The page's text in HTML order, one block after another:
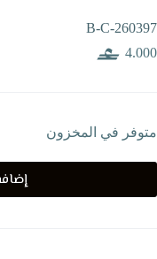
B-C-260397
4.000
متوفر في المخزون